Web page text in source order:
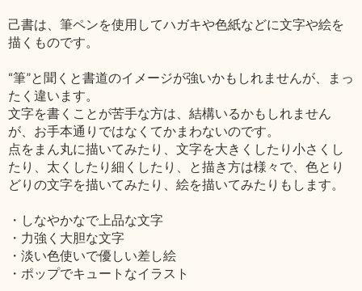
己書は、筆ペンを使用してハガキや色紙などに文字や絵を
描くものです。
“筆”と聞くと書道のイメージが強いかもしれませんが、まっ
たく違います。
文字を書くことが苦手な方は、結構いるかもしれません
が、お手本通りではなくてかまわないのです。
点をまん丸に描いてみたり、文字を大きくしたり小さくし
たり、太くしたり細くしたり、と描き方は様々で、色とり
どりの文字を描いてみたり、絵を描いてみたりもします。
・しなやかなで上品な文字
・力強く大胆な文字
・淡い色使いで優しい差し絵
・ポップでキュートなイラスト